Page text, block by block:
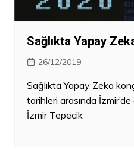
Sağlıkta Yapay
26/12/2019
Sağlıkta Yapay Zeka
tarihleri arasında
İzmir Tepecik